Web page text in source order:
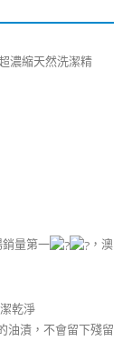
濃縮天然洗潔精
量第一
，澳
乾淨
油漬，不會留下殘留